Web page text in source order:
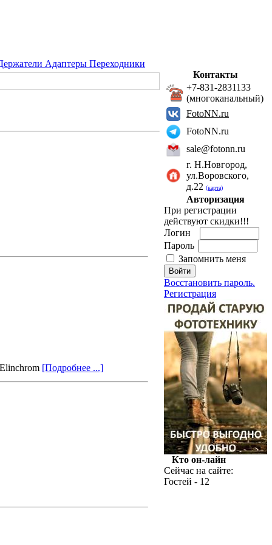
Адаптеры Переходники
[Подробнее ...]
Контакты
+7-831-2831133
(многоканальный)
FotoNN.ru
FotoNN.ru
sale@fotonn.ru
г. Н.Новгород,
ул.Воровского,
д.22 (карта)
Авторизация
При регистрации
действуют скидки!!!
Логин
Пароль
Запомнить меня
Восстановить пароль.
Регистрация
Кто он-лайн
Сейчас на сайте:
Гостей - 12